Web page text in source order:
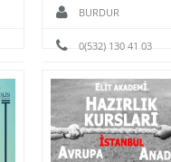
BURDUR
0(532) 130 41 03